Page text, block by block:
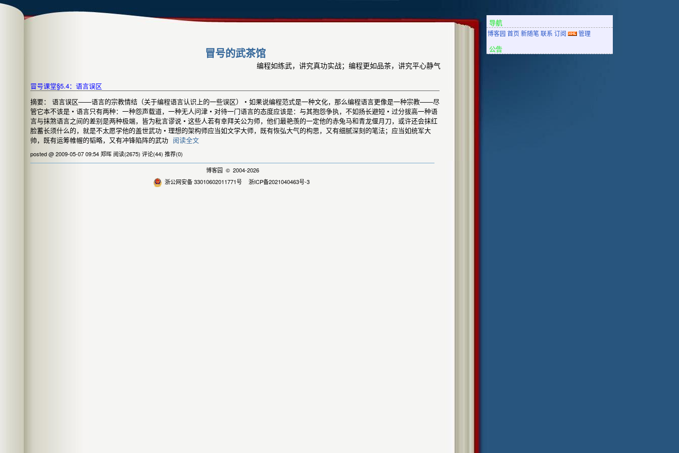
冒号的武茶馆
编程如练武，讲究真功实战；编程更如品茶，讲究平心静气
冒号课堂§5.4：语言误区
摘要： 语言误区——语言的宗教情结（关于编程语言认识上的一些误区） • 如果说编程范式是一种文化，那么编程语言更像是一种宗教——尽
管它本不该是 • 语言只有两种：一种怨声载道，一种无人问津 • 对待一门语言的态度应该是：与其抱怨争执，不如扬长避短 • 过分拔高一种语
言与抹煞语言之间的差别是两种极端，皆为秕言谬说 • 这些人若有幸拜关公为师，他们最艳羡的一定他的赤兔马和青龙偃月刀，或许还会抹红
脸蓄长须什么的，就是不太愿学他的盖世武功 • 理想的架构师应当如文学大师，既有恢弘大气的构思，又有细腻深刻的笔法；应当如统军大
帅，既有运筹帷幄的韬略，又有冲锋陷阵的武功 阅读全文
posted @ 2009-05-07 09:54 郑晖 阅读(2675) 评论(44) 推荐(0)
博客园© 2004-2026
浙公网安备 33010602011771号
浙ICP备2021040463号-3
导航
博客园 首页新随笔联系 订阅 管理
公告